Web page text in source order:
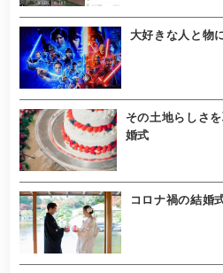
大好きな人と物
その土地らしさ
婚式
コロナ禍の結婚